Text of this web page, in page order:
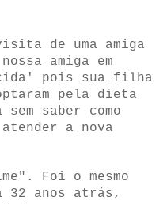
de uma amiga
amiga em
pois sua filha
pela dieta
saber como
a nova
Foi o mesmo
32 anos atrás,